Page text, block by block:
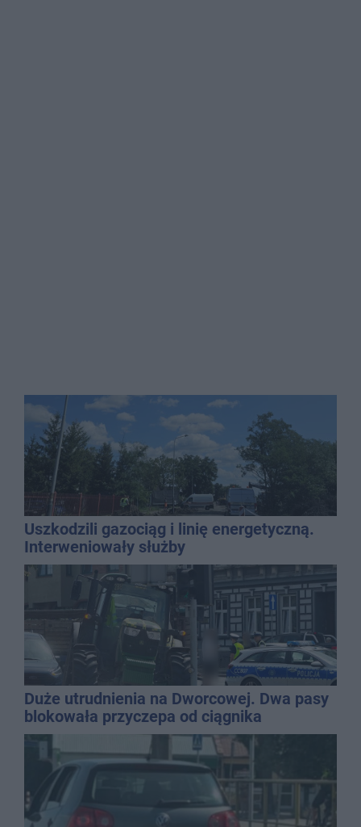
Uszkodzili gazociąg i linię energetyczną.
Interweniowały służby
Duże utrudnienia na Dworcowej. Dwa pasy
blokowała przyczepa od ciągnika